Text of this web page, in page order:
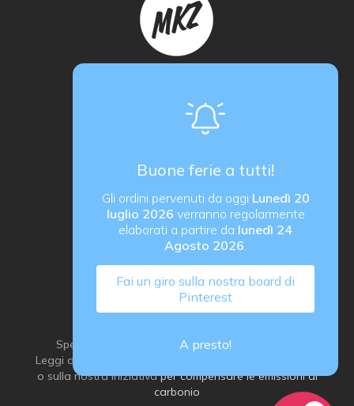
Buone ferie a tutti!
Gli ordini pervenuti da oggi Lunedì 20
luglio 2026 verranno regolarmente
elaborati a partire da lunedì 24
Agosto 2026.
Fai un giro sulla nostra board di
Pinterest
A presto!
proActiva / redcell
Sede operativa
via G. Ungaretti 14, 24040 Verdellino (BG) Italy
P. IVA IT03184540163
Spediamo con grande attenzione all’ambiente:
Leggi di più sulla
o sulla nostra iniziativaper compensare le emissioni di
carbonio